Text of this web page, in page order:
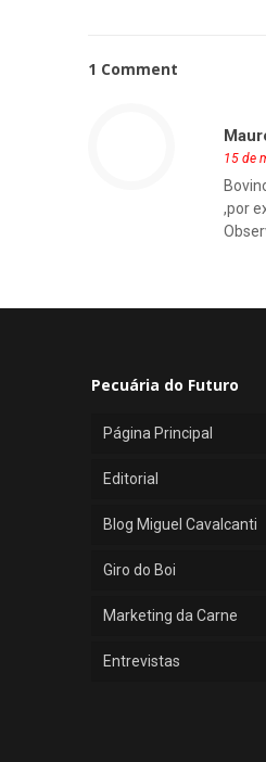
1 Comment
15 de
,por
Pecuária do Futuro
Página Principal
Editorial
Blog Miguel Cavalcanti
Giro do Boi
Marketing da Carne
Entrevistas